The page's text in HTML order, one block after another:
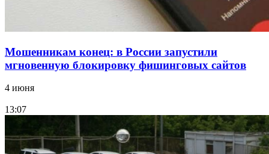
Мошенникам конец: в России запустили
мгновенную блокировку фишинговых сайтов
4 июня
13:07